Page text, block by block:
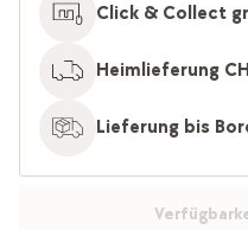
Click & Collect
Heimlieferung
Lieferung bis